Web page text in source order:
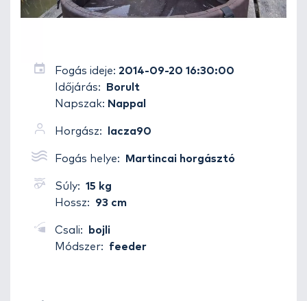
Fogás ideje: 2014-09-20 16:30:00
Időjárás:
Borult
Napszak: Nappal
Horgász: lacza90
Fogás helye: Martincai horgásztó
Súly: 15 kg
Hossz:
93 cm
Csali:
bojli
Módszer:
feeder